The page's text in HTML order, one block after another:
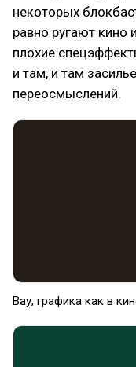
некоторых
равно ругают кино
плохие
и там, и там
переосмыслений.
Вау, графика как в